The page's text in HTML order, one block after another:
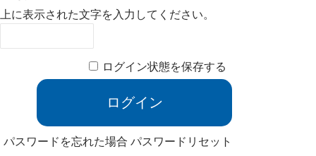
上に表示された文字を入力してください。
ログイン状態を保存する
パスワードを忘れた場合パスワードリセット